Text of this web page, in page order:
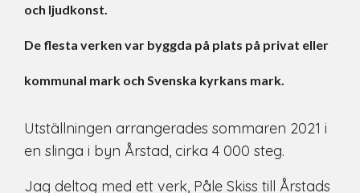
och ljudkonst.
De flesta verken var byggda på plats på privat eller
kommunal mark och Svenska kyrkans mark.
Utställningen arrangerades sommaren 2021 i
en slinga i byn Årstad, cirka 4 000 steg.
Jag deltog med ett verk, Påle Skiss till Årstads